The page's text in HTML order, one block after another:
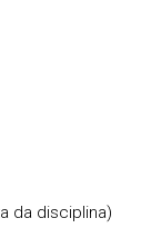
da disciplina)